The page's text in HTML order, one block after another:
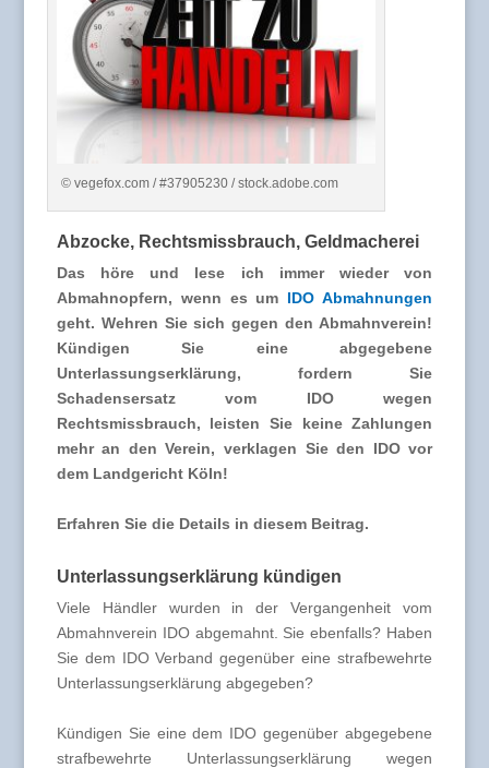
© vegefox.com / #37905230 / stock.adobe.com
Abzocke, Rechtsmissbrauch, Geldmacherei
Das höre und lese ich immer wieder von
Abmahnopfern, wenn es um IDO Abmahnungen
geht. Wehren Sie sich gegen den Abmahnverein!
Kündigen Sie eine abgegebene
Unterlassungserklärung, fordern Sie
Schadensersatz vom IDO wegen
Rechtsmissbrauch, leisten Sie keine Zahlungen
mehr an den Verein, verklagen Sie den IDO vor
dem Landgericht Köln!
Erfahren Sie die Details in diesem Beitrag.
Unterlassungserklärung kündigen
Viele Händler wurden in der Vergangenheit vom
Abmahnverein IDO abgemahnt. Sie ebenfalls? Haben
Sie dem IDO Verband gegenüber eine strafbewehrte
Unterlassungserklärung abgegeben?
Kündigen Sie eine dem IDO gegenüber abgegebene
strafbewehrte Unterlassungserklärung wegen